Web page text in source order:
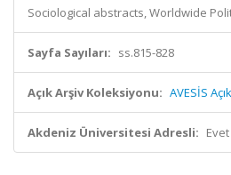
Sociological abstracts, Worldwide
Sayfa Sayıları: ss.815-828
Açık Arşiv Koleksiyonu: AVESİS
Akdeniz Üniversitesi Adresli: Evet